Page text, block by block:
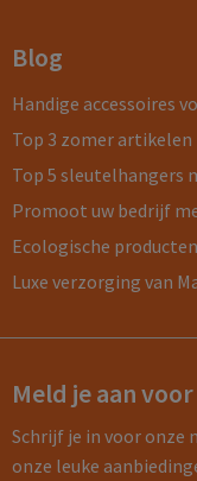
Blog
Handige accessoires
Top 3 zomer artikelen
Top 5 sleutelhangers
Promoot uw bedrijf
Ecologische producten
Luxe verzorging van
Meld je aan
Schrijf je in voor onze
onze leuke